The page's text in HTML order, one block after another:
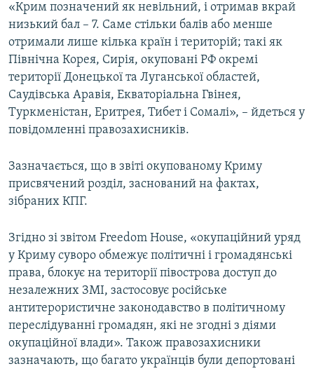
«Крим позначений як невільний, і отримав вкрай
низький бал – 7. Саме стільки балів або менше
отримали лише кілька країн і територій; такі як
Північна Корея, Сирія, окуповані РФ окремі
території Донецької та Луганської областей,
Саудівська Аравія, Екваторіальна Гвінея,
Туркменістан, Еритрея, Тибет і Сомалі», – йдеться у
повідомленні правозахисників.
Зазначається, що в звіті окупованому Криму
присвячений розділ, заснований на фактах,
зібраних КПГ.
Згідно зі звітом Freedom House, «окупаційний уряд
у Криму суворо обмежує політичні і громадянські
права, блокує на території півострова доступ до
незалежних ЗМІ, застосовує російське
антитерористичне законодавство в політичному
переслідуванні громадян, які не згодні з діями
окупаційної влади». Також правозахисники
зазначають, що багато українців були депортовані